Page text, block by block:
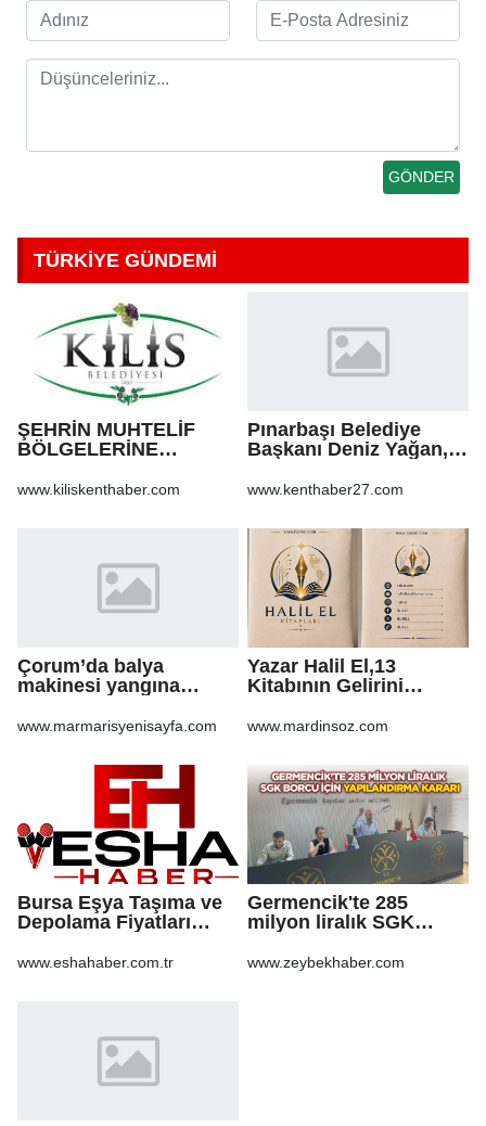
TÜRKİYE GÜNDEMİ
ŞEHRİN MUHTELİF
BÖLGELERİNE
VE BOZULAN
www.kiliskenthaber.com
Pınarbaşı Belediye
Başkanı Deniz Yağan,
www.kenthaber27.com
Çorum’da balya
makinesi yangına
anız küle döndü
www.marmarisyenisayfa.com
Yazar Halil El,13
Kitabının Gelirini
www.mardinsoz.com
Bursa Eşya Taşıma ve
Depolama Fiyatları
İçin Bilinmesi
www.eshahaber.com.tr
Germencik'te 285
milyon liralık SGK
kararı
www.zeybekhaber.com